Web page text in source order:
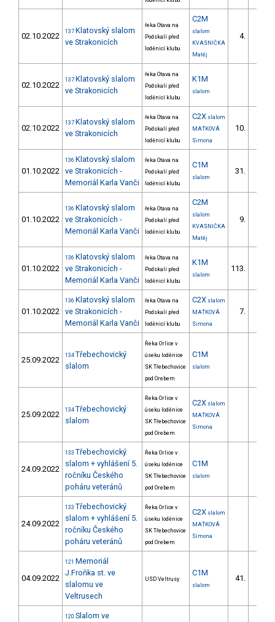
02.10.2022 137 Klatovský slalom
ve Strakonicích
řeka Otava na
Podskalí před
loděnicí klubu
C2M
slalom
KVASNIČKA
Matěj
4.
02.10.2022
137 Klatovský slalom
ve Strakonicích
řeka Otava na
Podskalí před
loděnicí klubu
K1M
slalom
02.10.2022
137 Klatovský slalom
ve Strakonicích
řeka Otava na
Podskalí před
loděnicí klubu
C2X slalom
MAŤKOVÁ
Simona
10.
01.10.2022
136 Klatovský slalom
ve Strakonicích -
Memoriál Karla Vanči
řeka Otava na
Podskalí před
loděnicí klubu
C1M
slalom
31.
01.10.2022
136 Klatovský slalom
ve Strakonicích -
Memoriál Karla Vanči
řeka Otava na
Podskalí před
loděnicí klubu
C2M
slalom
KVASNIČKA
Matěj
9.
01.10.2022
136 Klatovský slalom
ve Strakonicích -
Memoriál Karla Vanči
řeka Otava na
Podskalí před
loděnicí klubu
K1M
slalom
113.
01.10.2022
136 Klatovský slalom
ve Strakonicích -
Memoriál Karla Vanči
řeka Otava na
Podskalí před
loděnicí klubu
C2X slalom
MAŤKOVÁ
Simona
7.
25.09.2022 134 Třebechovický
slalom
Řeka Orlice v
úseku loděnice
SK Třebechovice
pod Orebem
C1M
slalom
25.09.2022 134 Třebechovický
slalom
Řeka Orlice v
úseku loděnice
SK Třebechovice
pod Orebem
C2X slalom
MAŤKOVÁ
Simona
24.09.2022
133 Třebechovický
slalom + vyhlášení 5.
ročníku Českého
poháru veteránů
Řeka Orlice v
úseku loděnice
SK Třebechovice
pod Orebem
C1M
slalom
24.09.2022
133 Třebechovický
slalom + vyhlášení 5.
ročníku Českého
poháru veteránů
Řeka Orlice v
úseku loděnice
SK Třebechovice
pod Orebem
C2X slalom
MAŤKOVÁ
Simona
04.09.2022
121 Memoriál
J.Froňka st. ve
slalomu ve
Veltrusech
USD Veltrusy
C1M
slalom
41.
120 Slalom ve